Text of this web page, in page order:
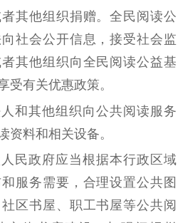
社会宣传
爱国主义教育
全民国防教育
用
新闻出版
全民阅读
出版监管
扫黄打非
电影工作
其他组织捐赠。全民阅读公
社会公开信息，接受社会监
其他组织向全民阅读公益基
受有关优惠政策。
和其他组织向公共阅读服务
资料和相关设备。
民政府应当根据本行政区域
服务需要，合理设置公共图
区书屋、职工书屋等公共阅